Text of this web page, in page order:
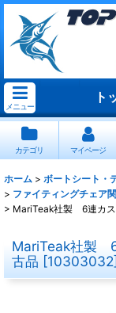
メニュー
ト
カテゴリ マイページ
ホーム > ボートシート・
> ファイティングチェア
> MariTeak社製 6連カ
MariTeak社製
古品 [10303032